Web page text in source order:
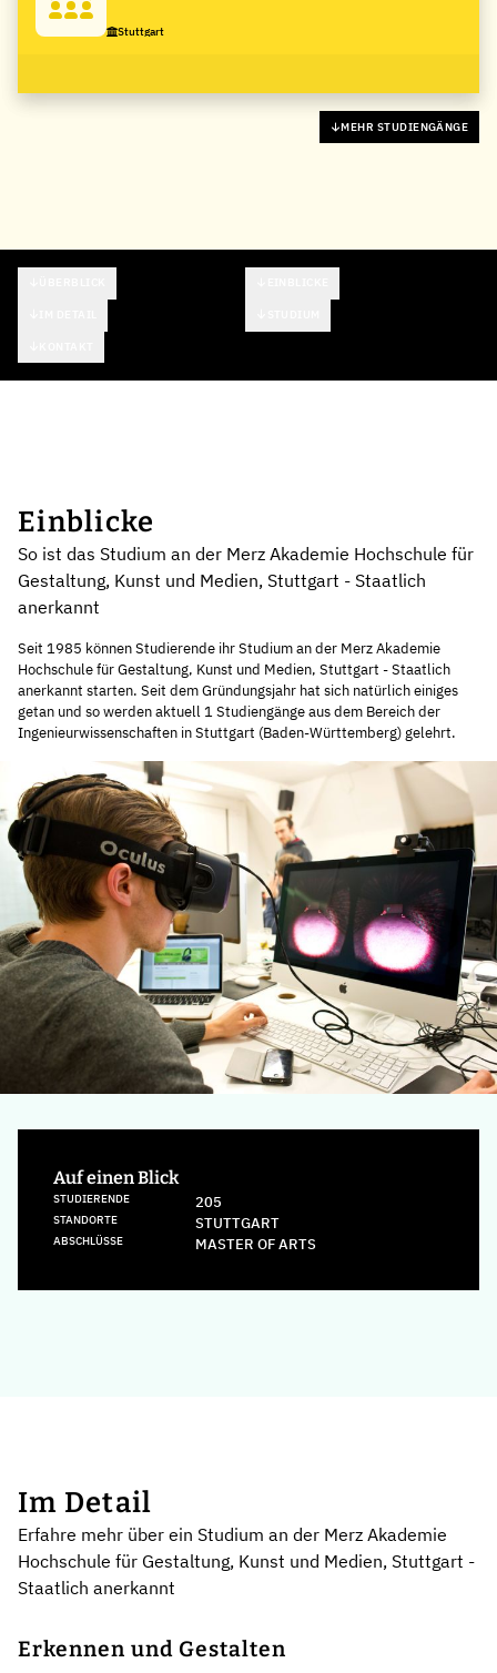
Stuttgart
MEHR STUDIENGÄNGE
Einblicke
So ist das Studium an der Merz Akademie Hochschule für
Gestaltung, Kunst und Medien, Stuttgart - Staatlich
anerkannt
Seit 1985 können Studierende ihr Studium an der Merz Akademie
Hochschule für Gestaltung, Kunst und Medien, Stuttgart - Staatlich
anerkannt starten. Seit dem Gründungsjahr hat sich natürlich einiges
getan und so werden aktuell 1 Studiengänge aus dem Bereich der
Ingenieurwissenschaften in Stuttgart (Baden-Württemberg) gelehrt.
Auf einen Blick
STUDIERENDE 205
STANDORTE STUTTGART
ABSCHLÜSSE MASTER OF ARTS
Im Detail
Erfahre mehr über ein Studium an der Merz Akademie
Hochschule für Gestaltung, Kunst und Medien, Stuttgart -
Staatlich anerkannt
Erkennen und Gestalten